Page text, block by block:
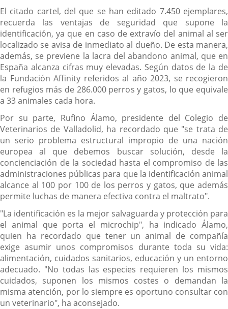
El citado cartel, del que se han editado 7.450 ejemplares,
recuerda las ventajas de seguridad que supone la
identificación, ya que en caso de extravío del animal al ser
localizado se avisa de inmediato al dueño. De esta manera,
además, se previene la lacra del abandono animal, que en
España alcanza cifras muy elevadas. Según datos de la de
la Fundación Affinity referidos al año 2023, se recogieron
en refugios más de 286.000 perros y gatos, lo que equivale
a 33 animales cada hora.
Por su parte, Rufino Álamo, presidente del Colegio de
Veterinarios de Valladolid, ha recordado que "se trata de
un serio problema estructural impropio de una nación
europea al que debemos buscar solución, desde la
concienciación de la sociedad hasta el compromiso de las
administraciones públicas para que la identificación animal
alcance al 100 por 100 de los perros y gatos, que además
permite luchas de manera efectiva contra el maltrato".
"La identificación es la mejor salvaguarda y protección para
el animal que porta el microchip", ha indicado Álamo,
quien ha recordado que tener un animal de compañía
exige asumir unos compromisos durante toda su vida:
alimentación, cuidados sanitarios, educación y un entorno
adecuado. "No todas las especies requieren los mismos
cuidados, suponen los mismos costes o demandan la
misma atención, por lo siempre es oportuno consultar con
un veterinario", ha aconsejado.